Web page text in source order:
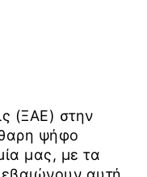
(ΞΑΕ) στην
ψήφο
μας, με τα